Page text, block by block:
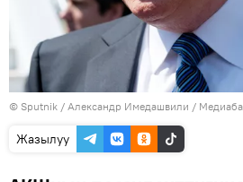
© Sputnik / Александр Имедашвили /
Жазылуу